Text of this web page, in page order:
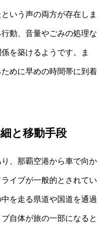
いう声の両方が存在しま
動、音量やごみの処理な
を築けるようです。ま
めに早めの時間帯に到着
と移動手段
、那覇空港から車で向か
イブが一般的とされてい
を走る県道や国道を通過
自体が旅の一部になると